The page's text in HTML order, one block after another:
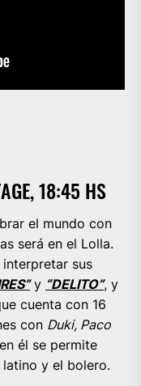
18:45 HS
el mundo con
será en el Lolla.
sus
y “DELITO”, y
cuenta con 16
con Duki, Paco
él se permite
y el bolero.